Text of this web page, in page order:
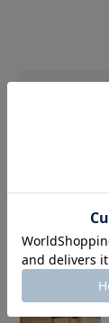
▶︎DOORS アソー
綿100%の肌離
生地がしっかり
私の身長でウエス
バランスよく着
程よくゆとりの
トップスのシル